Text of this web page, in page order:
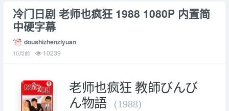
冷门日剧 老师也疯狂 1988 1080P 内置简
中硬字幕
doushizhenziyuan
10月前 10239
老师也疯狂 教師びんび
ん物語
(1988)